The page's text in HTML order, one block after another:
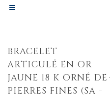
BRACELET
ARTICULÉ EN OR
JAUNE 18 K ORNÉ DE
PIERRES FINES (SA -